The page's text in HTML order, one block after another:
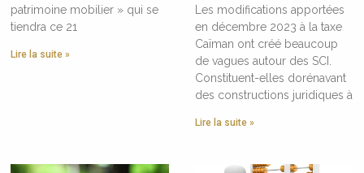
patrimoine mobilier » qui se
tiendra ce 21
Lire la suite »
Les modifications apportées
en décembre 2023 à la taxe
Caïman ont créé beaucoup
de vagues autour des SCI.
Constituent-elles dorénavant
des constructions juridiques à
Lire la suite »